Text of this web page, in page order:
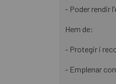
- Poder rendir
Hem de:
- Protegir i
- Emplenar